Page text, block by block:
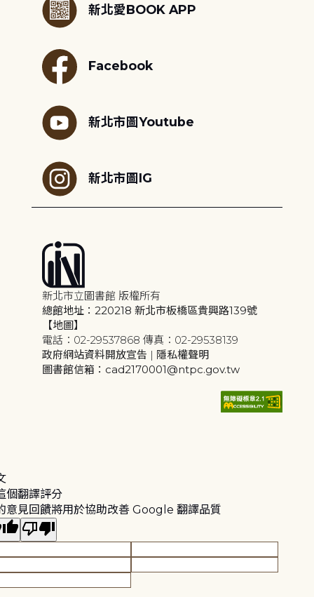
新北愛BOOK APP
Facebook
新北市圖Youtube
新北市圖IG
新北市立圖書館 版權所有
總館地址：220218 新北市板橋區貴興路139號
【地圖】
電話：02-29537868 傳真：02-29538139
政府網站資料開放宣告 | 隱私權聲明
圖書館信箱：cad2170001@ntpc.gov.tw
個翻譯評分
意見回饋將用於協助改善 Google 翻譯品質